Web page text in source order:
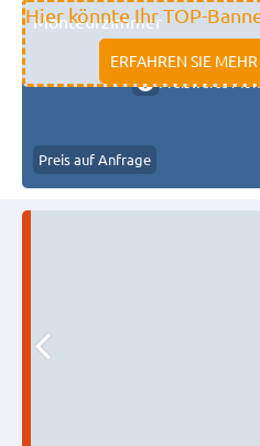
Hier könnte Ihr TOP-
ERFAHREN SIE MEHR
Monteurzimmer
11333 fulda
Preiswerte
Preis auf Anfrage